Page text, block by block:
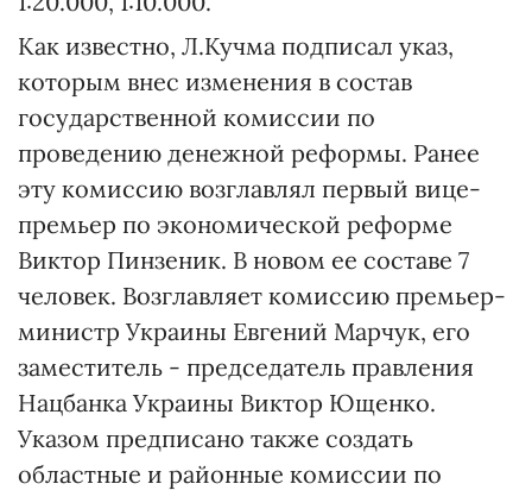
Как известно, Л.Кучма подписал указ,
которым внес изменения в состав
государственной комиссии по
проведению денежной реформы. Ранее
эту комиссию возглавлял первый вице-
премьер по экономической реформе
Виктор Пинзеник. В новом ее составе 7
человек. Возглавляет комиссию премьер-
министр Украины Евгений Марчук, его
заместитель - председатель правления
Нацбанка Украины Виктор Ющенко.
Указом предписано также создать
областные и районные комиссии по